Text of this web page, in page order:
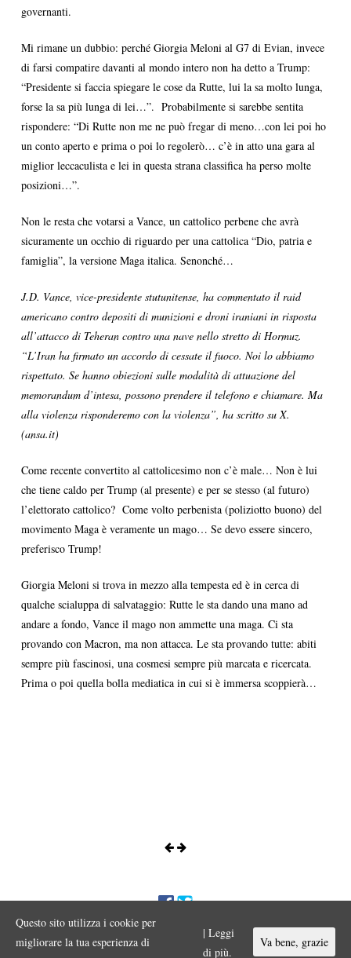
governanti.
Mi rimane un dubbio: perché Giorgia Meloni al G7 di Evian, invece
di farsi compatire davanti al mondo intero non ha detto a Trump:
“Presidente si faccia spiegare le cose da Rutte, lui la sa molto lunga,
forse la sa più lunga di lei…”. Probabilmente si sarebbe sentita
rispondere: “Di Rutte non me ne può fregar di meno…con lei poi ho
un conto aperto e prima o poi lo regolerò… c’è in atto una gara al
miglior leccaculista e lei in questa strana classifica ha perso molte
posizioni…”.
Non le resta che votarsi a Vance, un cattolico perbene che avrà
sicuramente un occhio di riguardo per una cattolica “Dio, patria e
famiglia”, la versione Maga italica. Senonché…
J.D. Vance, vice-presidente stutunitense, ha commentato il raid
americano contro depositi di munizioni e droni iraniani in risposta
all’attacco di Teheran contro una nave nello stretto di Hormuz.
“L’Iran ha firmato un accordo di cessate il fuoco. Noi lo abbiamo
rispettato. Se hanno obiezioni sulle modalità di attuazione del
memorandum d’intesa, possono prendere il telefono e chiamare. Ma
alla violenza risponderemo con la violenza”, ha scritto su X.
(ansa.it)
Come recente convertito al cattolicesimo non c’è male… Non è lui
che tiene caldo per Trump (al presente) e per se stesso (al futuro)
l’elettorato cattolico? Come volto perbenista (poliziotto buono) del
movimento Maga è veramente un mago… Se devo essere sincero,
preferisco Trump!
Giorgia Meloni si trova in mezzo alla tempesta ed è in cerca di
qualche scialuppa di salvataggio: Rutte le sta dando una mano ad
andare a fondo, Vance il mago non ammette una maga. Ci sta
provando con Macron, ma non attacca. Le sta provando tutte: abiti
sempre più fascinosi, una cosmesi sempre più marcata e ricercata.
Prima o poi quella bolla mediatica in cui si è immersa scoppierà…
ENNIO MORA © 2017 Iniziativa editoriale a scopo divulgativo
Vietata ogni riproduzione o duplicazione con qualsiasi mezzo a scopo
commerciale.
Questo sito utilizza i cookie per
migliorare la tua esperienza di
| Leggi
di più.
Va bene, grazie